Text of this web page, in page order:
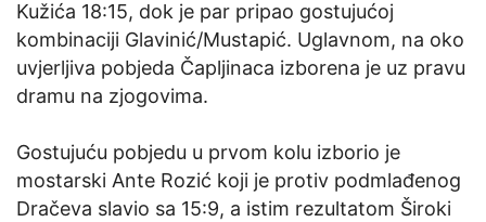
Kužića 18:15, dok je par pripao gostujućoj
kombinaciji Glavinić/Mustapić. Uglavnom, na oko
uvjerljiva pobjeda Čapljinaca izborena je uz pravu
dramu na zjogovima.
Gostujuću pobjedu u prvom kolu izborio je
mostarski Ante Rozić koji je protiv podmlađenog
Dračeva slavio sa 15:9, a istim rezultatom Široki